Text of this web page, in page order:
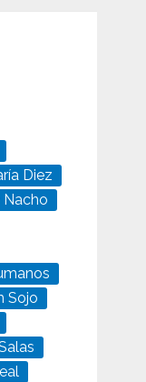
Diez
Nacho
Sojo